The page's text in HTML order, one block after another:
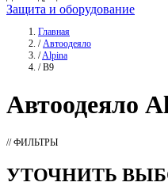
Защита и оборудование
Главная
/ Автоодеяло
/Alpina
/ B9
Автоодеяло
// ФИЛЬТРЫ
УТОЧНИТЬ